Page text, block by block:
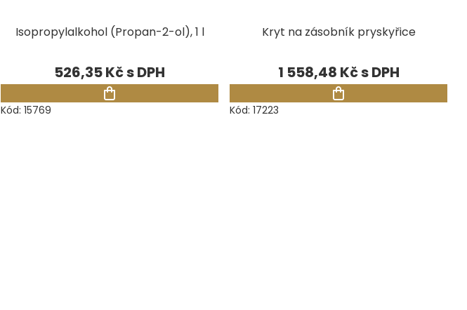
Isopropylalkohol (Propan-2-ol), 1 l
526,35 Kč
Kód: 15769
Kryt na zásobník pryskyřice
1 558,48 Kč
Kód: 17223